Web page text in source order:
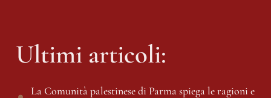
Ultimi articoli:
La Comunità palestinese di Parma spiega le ragioni e